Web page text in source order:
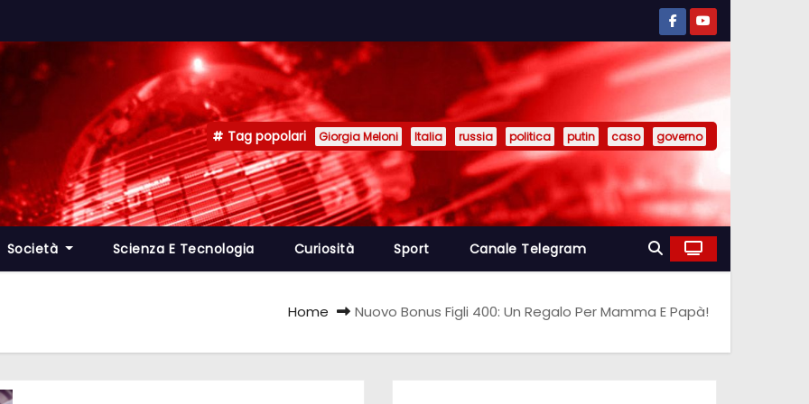
Tag popolari Giorgia Meloni Italia russia politica putin caso governo
Società Scienza E Tecnologia Curiosità Sport Canale Telegram
Home Nuovo Bonus Figli 400: Un Regalo Per Mamma E Papà!